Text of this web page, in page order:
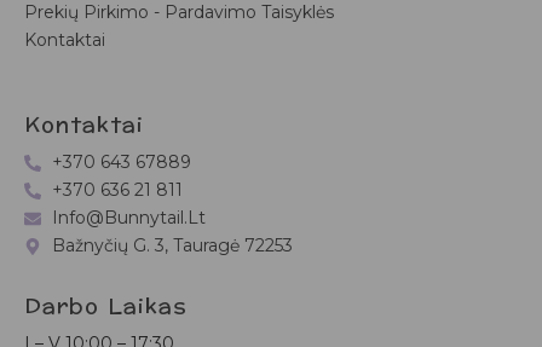
Prekių Pirkimo - Pardavimo Taisyklės
Kontaktai
Kontaktai
+370 643 67889
+370 636 21 811
Info@bunnytail.lt
Bažnyčių G. 3, Tauragė 72253
Darbo Laikas